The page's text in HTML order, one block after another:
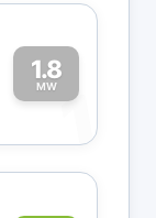
1.8
MW1